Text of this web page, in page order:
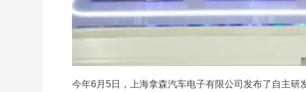
今年6月5日，上海拿森汽车电子有限公司发布了自主